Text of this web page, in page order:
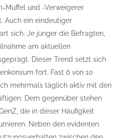
Muffel und -Verweigerer
Auch ein eindeutiger
sich. Je jünger die Befragten,
am aktuellen
Dieser Trend setzt sich
fort. Fast 6 von 10
mehrmals täglich aktiv mit den
Dem gegenüber stehen
die in dieser Häufigkeit
Neben den evidenten